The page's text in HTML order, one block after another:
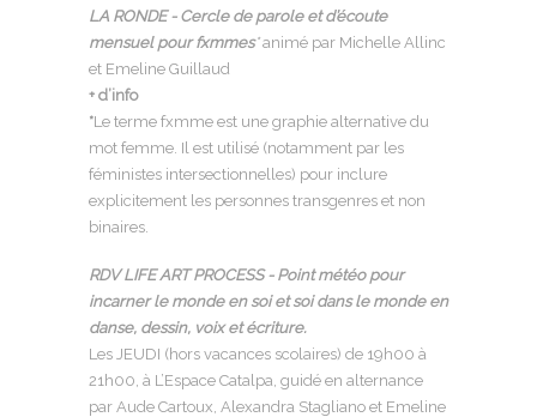
LA RONDE - Cercle de parole et d’écoute
mensuel pour fxmmes*animé par Michelle Allinc
et Emeline Guillaud
+ d’info
*Le terme fxmme est une graphie alternative du
mot femme. Il est utilisé (notamment par les
féministes intersectionnelles) pour inclure
explicitement les personnes transgenres et non
binaires.
RDV LIFE ART PROCESS - Point météo pour
incarner le monde en soi et soi dans le monde en
danse, dessin, voix et écriture.
Les JEUDI (hors vacances scolaires) de 19h00 à
21h00, à L’Espace Catalpa, guidé en alternance
par Aude Cartoux, Alexandra Stagliano et Emeline